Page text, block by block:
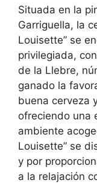
Situada en la
Garriguella, la
Louisette” se
privilegiada,
de la Llebre,
ganado la
buena cerveza
ofreciendo una
ambiente
Louisette” se
y por
a la relajación